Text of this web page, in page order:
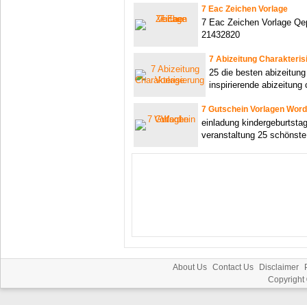
7 Eac Zeichen Vorlage
7 Eac Zeichen Vorlage
21432820
7 Abizeitung
25 die besten
inspirierende abizeitung
7 Gutschein Vorlagen Word
einladung
veranstaltung 25
About Us Contact Us Disclaimer